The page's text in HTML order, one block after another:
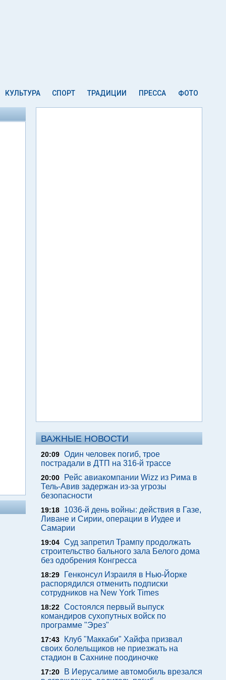
КУЛЬТУРА СПОРТ ТРАДИЦИИ ПРЕССА ФОТО
ВАЖНЫЕ НОВОСТИ
20:09 Один человек погиб, трое
пострадали в ДТП на 316-й трассе
20:00
Рейс авиакомпании Wizz из Рима в
Тель-Авив задержан из-за угрозы
безопасности
19:18
1036-й день войны: действия в Газе,
Ливане и Сирии, операции в Иудее и
Самарии
19:04 Суд запретил Трампу продолжать
строительство бального зала Белого дома
без одобрения Конгресса
18:29
Генконсул Израиля в Нью-Йорке
распорядился отменить подписки
сотрудников на New York Times
18:22 Состоялся первый выпуск
командиров сухопутных войск по
программе "Эрез"
17:43
Клуб "Маккаби" Хайфа призвал
своих болельщиков не приезжать на
стадион в Сахнине поодиночке
17:20
В Иерусалиме автомобиль врезался